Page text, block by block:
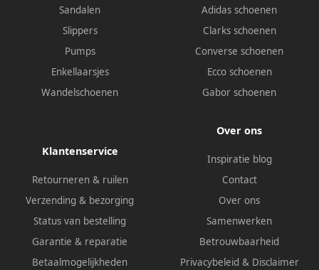
Sandalen
Slippers
Pumps
Enkellaarsjes
Wandelschoenen
Adidas schoenen
Clarks schoenen
Converse schoenen
Ecco schoenen
Gabor schoenen
Klantenservice
Retourneren & ruilen
Verzending & bezorging
Status van bestelling
Garantie & reparatie
Betaalmogelijkheden
Over ons
Inspiratie blog
Contact
Over ons
Samenwerken
Betrouwbaarheid
Privacybeleid & Disclaimer